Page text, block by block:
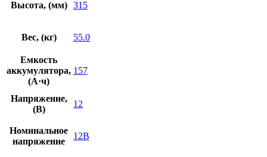
Высота, (мм) 315
Вес, (кг) 55.0
Емкость
аккумулятора,
(А·ч)
157
Напряжение,
(В)
12
Номинальное
напряжение
12В